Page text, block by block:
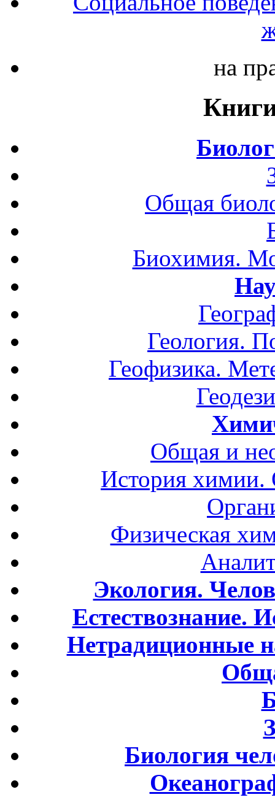
на
Общая
Биохимия.
Геология.
Геофизика.
Общая и
История
Физическая
Экология.
Естествознание.
Нетрадиционные
Биология